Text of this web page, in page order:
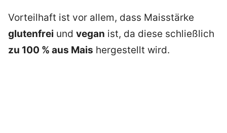
Vorteilhaft ist vor allem, dass Maisstärke
glutenfrei und vegan ist, da diese schließlich
zu 100 % aus Mais hergestellt wird.